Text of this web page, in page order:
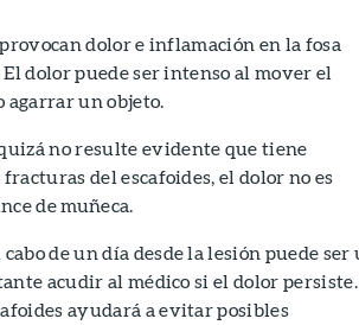
dolor e inflamación en la fosa
dolor puede ser intenso al mover el
agarrar un objeto.
no resulte evidente que tiene
del escafoides, el dolor no es
de muñeca.
de un día desde la lesión puede ser
acudir al médico si el dolor persiste.
ayudará a evitar posibles